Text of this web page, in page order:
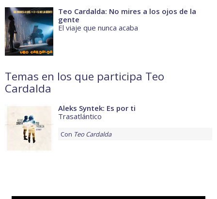
Teo Cardalda: No mires a los ojos de la
gente
El viaje que nunca acaba
Temas en los que participa Teo
Cardalda
Aleks Syntek: Es por ti
Trasatlántico
Con Teo Cardalda